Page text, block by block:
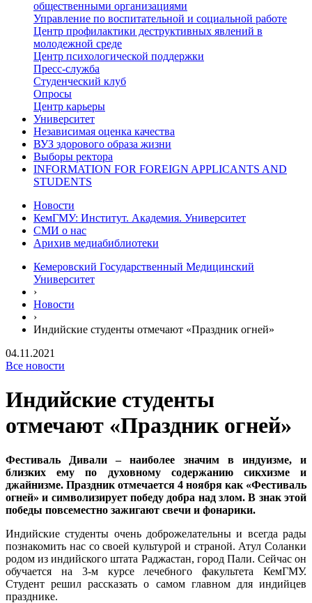
общественными организациями
Управление по воспитательной и социальной работе
Центр профилактики деструктивных явлений в
молодежной среде
Центр психологической поддержки
Пресс-служба
Студенческий клуб
Опросы
Центр карьеры
Университет
Независимая оценка качества
ВУЗ здорового образа жизни
Выборы ректора
INFORMATION FOR FOREIGN APPLICANTS AND
STUDENTS
Новости
КемГМУ: Институт. Академия. Университет
СМИ о нас
Арихив медиабиблиотеки
Кемеровский Государственный Медицинский
Университет
›
Новости
›
Индийские студенты отмечают «Праздник огней»
04.11.2021
Все новости
Индийские студенты
отмечают «Праздник огней»
Фестиваль Дивали – наиболее значим в индуизме, и
близких ему по духовному содержанию сикхизме и
джайнизме. Праздник отмечается 4 ноября как «Фестиваль
огней» и символизирует победу добра над злом. В знак этой
победы повсеместно зажигают свечи и фонарики.
Индийские студенты очень доброжелательны и всегда рады
познакомить нас со своей культурой и страной. Атул Соланки
родом из индийского штата Раджастан, город Пали. Сейчас он
обучается на 3-м курсе лечебного факультета КемГМУ.
Студент решил рассказать о самом главном для индийцев
празднике.